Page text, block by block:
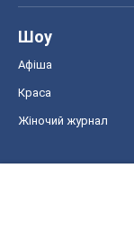
Шоу
Афіша
Краса
Жіночий журнал